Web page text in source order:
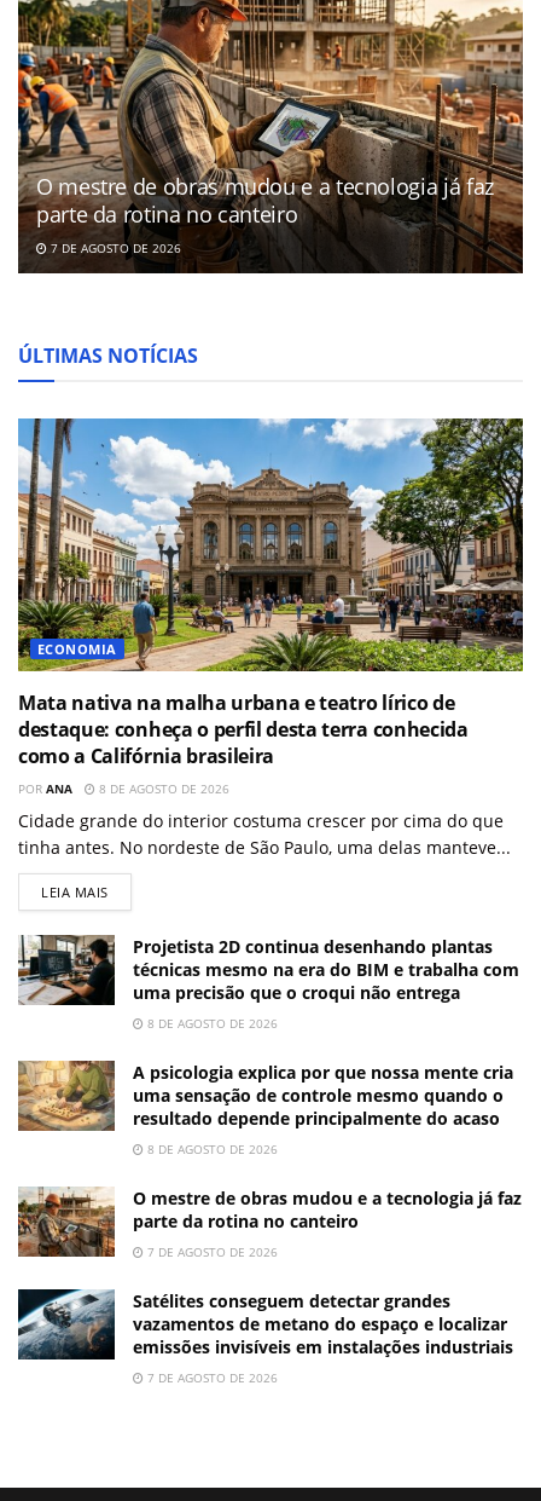
O mestre de obras mudou e a tecnologia já faz
parte da rotina no canteiro
7 DE AGOSTO DE 2026
ÚLTIMAS NOTÍCIAS
ECONOMIA
Mata nativa na malha urbana e teatro lírico de
destaque: conheça o perfil desta terra conhecida
como a Califórnia brasileira
POR ANA 8 DE AGOSTO DE 2026
Cidade grande do interior costuma crescer por cima do que
tinha antes. No nordeste de São Paulo, uma delas manteve...
LEIA MAIS
Projetista 2D continua desenhando plantas
técnicas mesmo na era do BIM e trabalha com
uma precisão que o croqui não entrega
8 DE AGOSTO DE 2026
A psicologia explica por que nossa mente cria
uma sensação de controle mesmo quando o
resultado depende principalmente do acaso
8 DE AGOSTO DE 2026
O mestre de obras mudou e a tecnologia já faz
parte da rotina no canteiro
7 DE AGOSTO DE 2026
Satélites conseguem detectar grandes
vazamentos de metano do espaço e localizar
emissões invisíveis em instalações industriais
7 DE AGOSTO DE 2026